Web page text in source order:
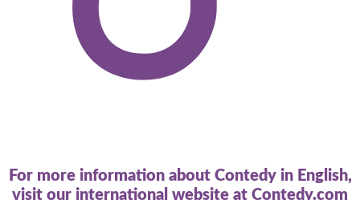
For more information about Contedy in English,
visit our international website at Contedy.com